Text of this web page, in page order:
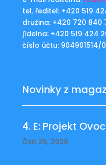
tel. ředitel: +420 519
družina: +420 720 840
jídelna: +420 519 424
číslo účtu: 904901514/
Novinky z
4. E: Projekt
Čvn 26, 2026